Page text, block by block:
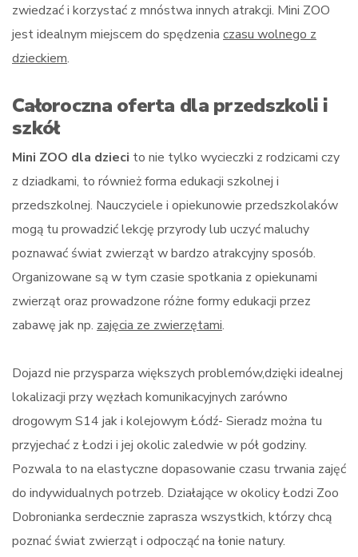
zwiedzać i korzystać z mnóstwa innych atrakcji. Mini ZOO
jest idealnym miejscem do spędzenia czasu wolnego z
dzieckiem.
Całoroczna oferta dla przedszkoli i
szkół
Mini ZOO dla dzieci to nie tylko wycieczki z rodzicami czy
z dziadkami, to również forma edukacji szkolnej i
przedszkolnej. Nauczyciele i opiekunowie przedszkolaków
mogą tu prowadzić lekcję przyrody lub uczyć maluchy
poznawać świat zwierząt w bardzo atrakcyjny sposób.
Organizowane są w tym czasie spotkania z opiekunami
zwierząt oraz prowadzone różne formy edukacji przez
zabawę jak np. zajęcia ze zwierzętami.
Dojazd nie przysparza większych problemów,dzięki idealnej
lokalizacji przy węzłach komunikacyjnych zarówno
drogowym S14 jak i kolejowym Łódź- Sieradz można tu
przyjechać z Łodzi i jej okolic zaledwie w pół godziny.
Pozwala to na elastyczne dopasowanie czasu trwania zajęć
do indywidualnych potrzeb. Działające w okolicy Łodzi Zoo
Dobronianka serdecznie zaprasza wszystkich, którzy chcą
poznać świat zwierząt i odpocząć na łonie natury.